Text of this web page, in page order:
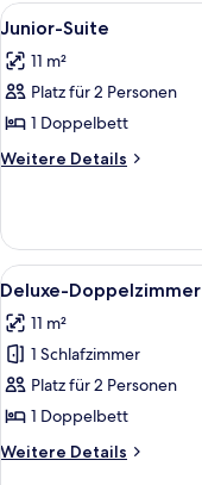
Alle
Fotos
für
Junior-
Suite
anzeigen
10
Junior-Suite
11 m²
Platz für 2 Personen
1 Doppelbett
Weitere Details
Weitere
Suite
Alle
Fotos
für
Deluxe-
Doppelzimmer
anzeigen
35
Deluxe-Doppelzimmer
11 m²
1 Schlafzimmer
Platz für 2 Personen
1 Doppelbett
Weitere Details
Weitere